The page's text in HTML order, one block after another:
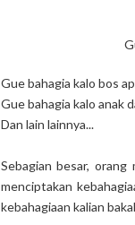
Gue bahagia kalo bos
Gue bahagia kalo anak
Dan lain lainnya...
Sebagian besar,
menciptakan
kebahagiaan kalian